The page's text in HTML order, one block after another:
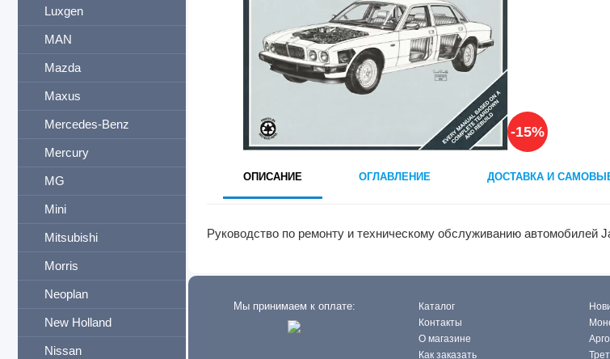
Luxgen
MAN
Mazda
Maxus
Mercedes-Benz
Mercury
MG
Mini
Mitsubishi
Morris
Neoplan
New Holland
Nissan
-15%
ОПИСАНИЕ ОГЛАВЛЕНИЕ ДОСТАВКА И
Руководство по ремонту и техническому обслуживанию автомобилей
Мы принимаем к оплате:
Каталог
Контакты
О магазине
Как заказать